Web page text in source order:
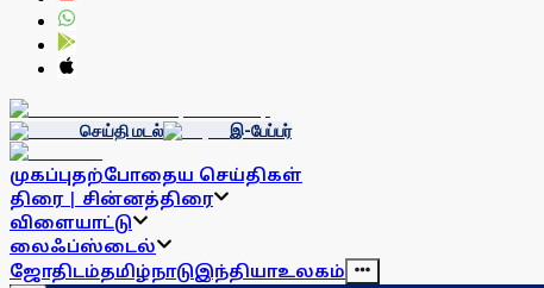
செய்தி மடல் இ-பேப்பர்
முகப்புதற்போதைய செய்திகள்
திரை | சின்னத்திரை
விளையாட்டு
லைஃப்ஸ்டைல்
ஜோதிடம்தமிழ்நாடுஇந்தியாஉலகம்